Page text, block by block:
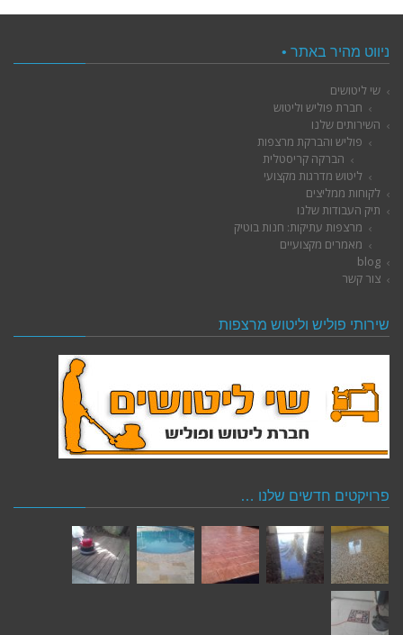
ניווט מהיר באתר •
שי ליטושים
חברת פוליש וליטוש
השירותים שלנו
פוליש והברקת מרצפות
הברקה קריסטלית
ליטוש מדרגות מקצועי
לקוחות ממליצים
תיק העבודות שלנו
מרצפות עתיקות: חנות בוטיק
מאמרים מקצועיים
blog
צור קשר
שירותי פוליש וליטוש מרצפות
פרויקטים חדשים שלנו …